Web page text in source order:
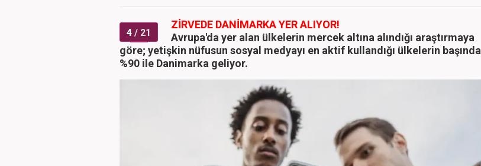
4 / 21
ZİRVEDE DANİMARKA YER ALIYOR!
Avrupa'da yer alan ülkelerin mercek altına alındığı araştırmaya
göre; yetişkin nüfusun sosyal medyayı en aktif kullandığı ülkelerin başında
%90 ile Danimarka geliyor.